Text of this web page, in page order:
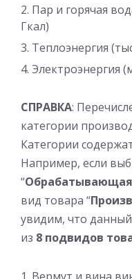
Пар и горячая
Гкал)
Теплоэнергия
Электроэнергия
СПРАВКА:
категории
Категории
Например, если
“
вид товара “
увидим, что
из 8 подвидов